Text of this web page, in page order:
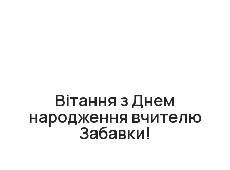
Вітання з Днем
народження вчителю
Забавки!